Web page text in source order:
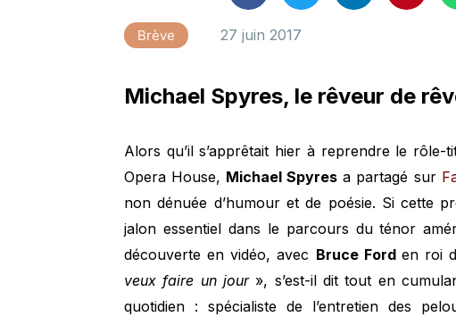
Brève 27 juin 2017
Michael Spyres, le rêveur de
Alors qu’il s’apprêtait hier à reprendre le rôle-
Opera House, Michael Spyres a partagé sur
non dénuée d’humour et de poésie. Si cette
jalon essentiel dans le parcours du ténor
découverte en vidéo, avec Bruce Ford en roi
veux faire un jour», s’est-il dit tout en
quotidien : spécialiste de l’entretien des